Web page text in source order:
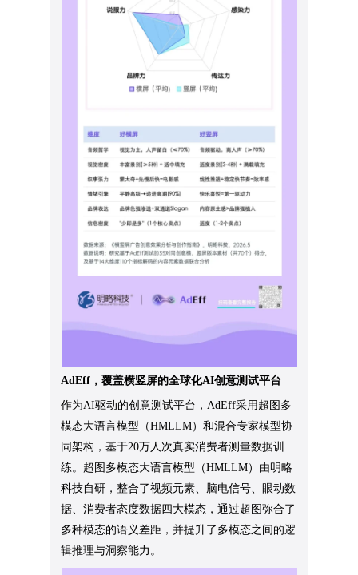
AdEff，覆盖横竖屏的全球化AI创意测试平台
作为AI驱动的创意测试平台，AdEff采用超图多
模态大语言模型（HMLLM）和混合专家模型协
同架构，基于20万人次真实消费者测量数据训
练。超图多模态大语言模型（HMLLM）由明略
科技自研，整合了视频元素、脑电信号、眼动数
据、消费者态度数据四大模态，通过超图弥合了
多种模态的语义差距，并提升了多模态之间的逻
辑推理与洞察能力。